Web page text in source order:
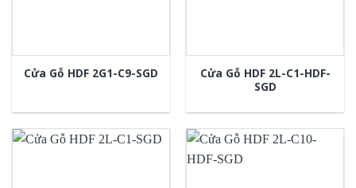
Cửa Gỗ HDF 2G1-C9-SGD
Cửa Gỗ HDF 2L-C1-HDF-
SGD